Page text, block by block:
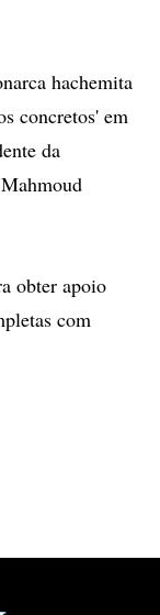
hachemita
concretos' em
da
obter apoio
com